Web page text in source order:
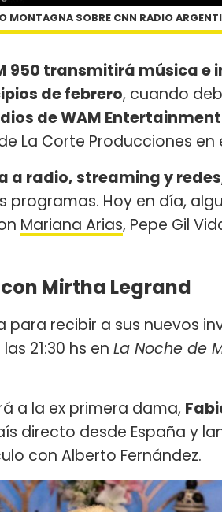
MONTAGNA SOBRE CNN RADIO
950 transmitirá música e
de febrero, cuando
de WAM
La Corte Producciones
a radio, streaming y redes
Hoy en día,
Mariana Arias, Pepe Gil
Mirtha Legrand
para recibir a sus nuevos
21:30 hs en La Noche de
a la ex primera dama,
directo desde España y
con Alberto Fernández.